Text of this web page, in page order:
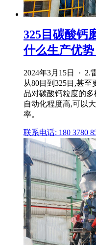
325目碳酸钙
什么生产优
2024年3月15日 · 2.
从80目到325目,甚
品对碳酸钙粒度的
自动化程度高,可以
率。
联系电话: 180 3780